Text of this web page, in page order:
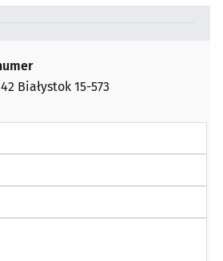
Białystok 15-573